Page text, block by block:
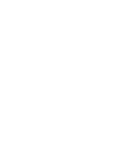
越强的独立意识，